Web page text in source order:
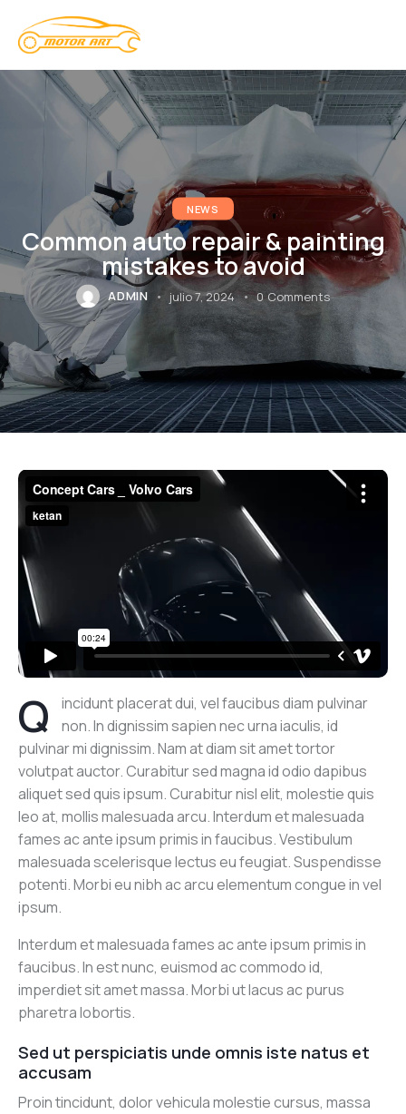
NEWS
Common auto repair & painting
mistakes to avoid
ADMIN julio 7, 2024 0 Comments
Q
incidunt placerat dui, vel faucibus diam pulvinar
non. In dignissim sapien nec urna iaculis, id
pulvinar mi dignissim. Nam at diam sit amet tortor
volutpat auctor. Curabitur sed magna id odio dapibus
aliquet sed quis ipsum. Curabitur nisl elit, molestie quis
leo at, mollis malesuada arcu. Interdum et malesuada
fames ac ante ipsum primis in faucibus. Vestibulum
malesuada scelerisque lectus eu feugiat. Suspendisse
potenti. Morbi eu nibh ac arcu elementum congue in vel
ipsum.
Interdum et malesuada fames ac ante ipsum primis in
faucibus. In est nunc, euismod ac commodo id,
imperdiet sit amet massa. Morbi ut lacus ac purus
pharetra lobortis.
Sed ut perspiciatis unde omnis iste natus et
accusam
Proin tincidunt, dolor vehicula molestie cursus, massa